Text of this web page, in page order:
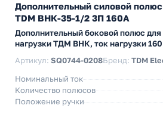
Дополнительный силовой
TDM ВНК-35-1/2 3П 160А
Дополнительный боковой полюс для
нагрузки ТДМ ВНК, ток нагрузки
Артикул: SQ0744-0208Бренд: TDM
Номинальный ток
Количество полюсов
Положение ручки